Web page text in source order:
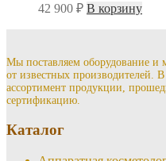
42 900 ₽ В корзину
Мы поставляем оборудование и
от известных производителей.
ассортимент продукции,
сертификацию.
Каталог